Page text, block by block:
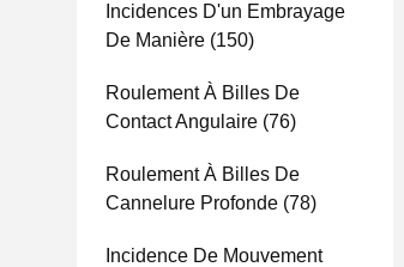
Incidences D'un Embrayage
De Manière (150)
Roulement À Billes De
Contact Angulaire (76)
Roulement À Billes De
Cannelure Profonde (78)
Incidence De Mouvement